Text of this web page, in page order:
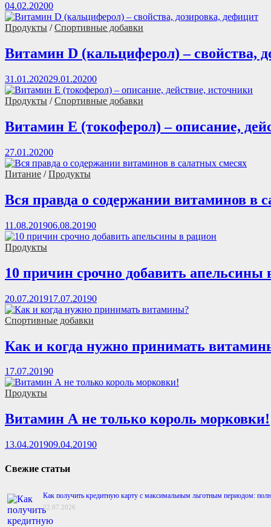
04.02.20200
Продукты /Спортивные добавки
Витамин D (кальциферол) – свойства,
31.01.202029.01.20200
Продукты /Спортивные добавки
Витамин Е (токоферол) – описание,
27.01.20200
Питание /Продукты
Вся правда о содержании витаминов в
11.08.201906.08.20190
Продукты
10 причин срочно добавить апельсины
20.07.201917.07.20190
Спортивные добавки
Как и когда нужно принимать
17.07.20190
Продукты
Витамин А не только король морковки!
13.04.201909.04.20190
Свежие статьи
Как получить кредитную карту с максимальным льготным периодом:
22.07.2026